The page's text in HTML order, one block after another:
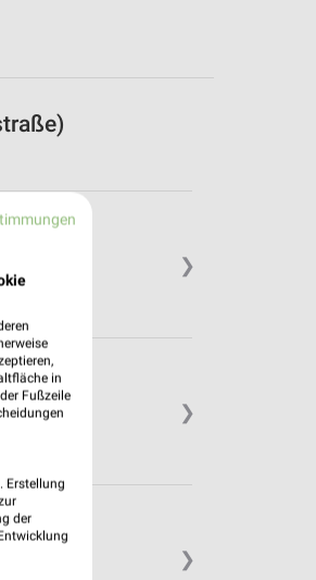
❯
❯
❯
in
Fußzeile
Erstellung
der